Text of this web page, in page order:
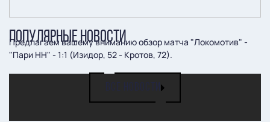
Предлагаем вашему вниманию обзор матча "Локомотив" -
"Пари НН" - 1:1 (Изидор, 52 - Кротов, 72).
ПОПУЛЯРНЫЕ НОВОСТИ
ВСЕ НОВОСТИ